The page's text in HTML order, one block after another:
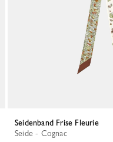
Seidenband Frise Fleurie
Seide - Cognac